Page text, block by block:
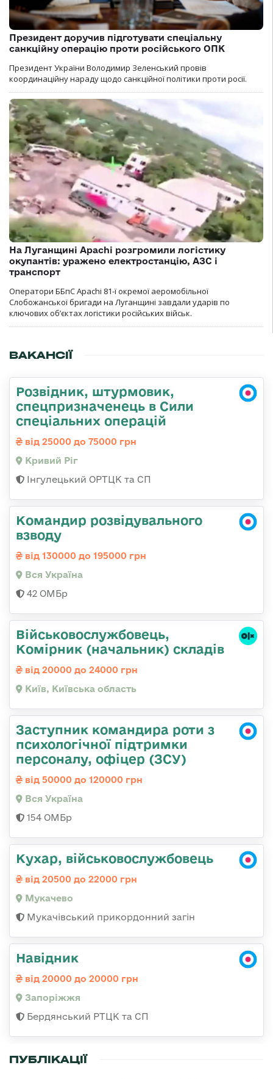
Президент доручив підготувати спеціальну
санкційну операцію проти російського ОПК
Президент України Володимир Зеленський провів
координаційну нараду щодо санкційної політики проти росії.
На Луганщині Apachi розгромили логістику
окупантів: уражено електростанцію, АЗС і
транспорт
Оператори ББпС Apachi 81-ї окремої аеромобільної
Слобожанської бригади на Луганщині завдали ударів по
ключових об’єктах логістики російських військ.
ВАКАНСІЇ
Розвідник, штурмовик,
спецпризначенець в Сили
спеціальних операцій
від 25000 до 75000 грн
Кривий Ріг
Інгулецький ОРТЦК та СП
Командир розвідувального
взводу
від 130000 до 195000 грн
Вся Україна
42 ОМБр
Військовослужбовець,
Комірник (начальник) складів
від 20000 до 24000 грн
Київ, Київська область
Заступник командира роти з
психологічної підтримки
персоналу, офіцер (ЗСУ)
від 50000 до 120000 грн
Вся Україна
154 ОМБр
Кухар, військовослужбовець
від 20500 до 22000 грн
Мукачево
Мукачівський прикордонний загін
Навідник
від 20000 до 20000 грн
Запоріжжя
Бердянський РТЦК та СП
ПУБЛІКАЦІЇ